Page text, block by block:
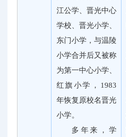
江公学、晋光中心
学校、晋光小学、
东门小学，与温陵
小学合并后又被称
为第一中心小学、
红旗小学，1983
年恢复原校名晋光
小学。
多年来，学